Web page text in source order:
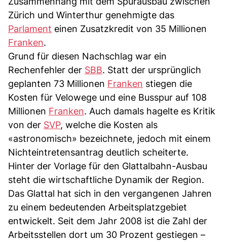
Zürich und Winterthur genehmigte das
Parlament einen Zusatzkredit von 35 Millionen
Franken.
Grund für diesen Nachschlag war ein
Rechenfehler der SBB. Statt der ursprünglich
geplanten 73 Millionen Franken stiegen die
Kosten für Velowege und eine Busspur auf 108
Millionen Franken. Auch damals hagelte es Kritik
von der SVP, welche die Kosten als
«astronomisch» bezeichnete, jedoch mit einem
Nichteintretensantrag deutlich scheiterte.
Hinter der Vorlage für den Glattalbahn-Ausbau
steht die wirtschaftliche Dynamik der Region.
Das Glattal hat sich in den vergangenen Jahren
zu einem bedeutenden Arbeitsplatzgebiet
entwickelt. Seit dem Jahr 2008 ist die Zahl der
Arbeitsstellen dort um 30 Prozent gestiegen –